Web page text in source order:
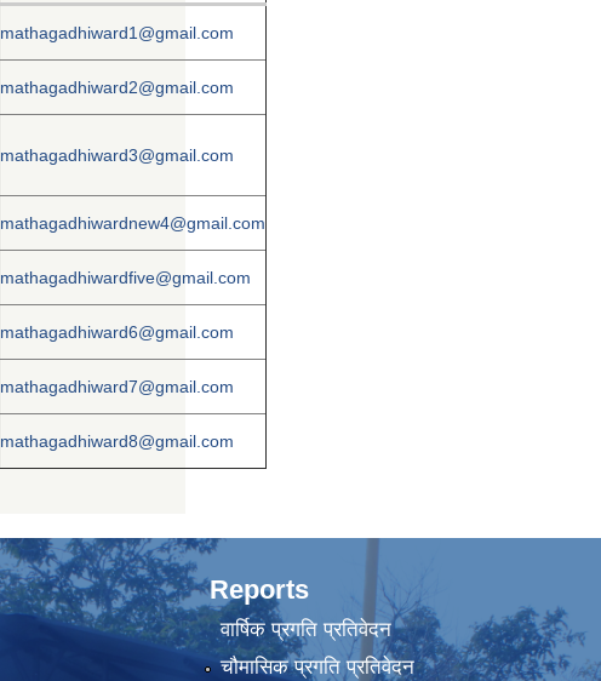
mathagadhiward1@gmail.com
mathagadhiward2@gmail.com
mathagadhiward3@gmail.com
mathagadhiwardnew4@gmail.com
mathagadhiwardfive@gmail.com
mathagadhiward6@gmail.com
mathagadhiward7@gmail.com
mathagadhiward8@gmail.com
Reports
वार्षिक प्रगति प्रतिवेदन
चौमासिक प्रगति प्रतिवेदन